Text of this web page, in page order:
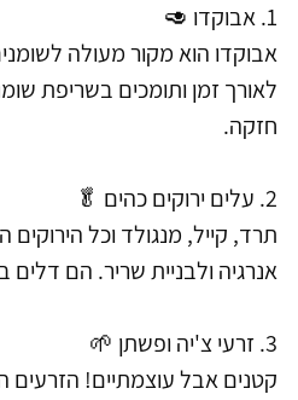
1. אבוקדו 🥑
אבוקדו הוא מקור מעולה
לאורך זמן ותומכים בשריפת
חזקה.
2. עלים ירוקים כהים 🥬
תרד, קייל, מנגולד וכל הירוקים
אנרגיה ולבניית שריר. הם דלים
3. זרעי צ'יה ופשתן 🌱